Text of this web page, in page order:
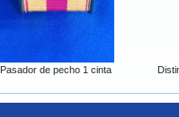
Pasador de pecho 1 cinta